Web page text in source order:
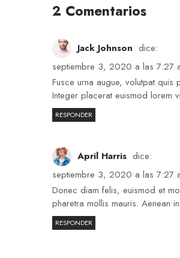
2 Comentarios
Jack Johnson dice:
septiembre 3, 2020 a las 7:27
Fusce urna augue, volutpat
Integer placerat euismod lorem
RESPONDER
April Harris dice:
septiembre 3, 2020 a las 7:27
Donec diam felis, euismod et
pharetra mollis mauris. Aenean
RESPONDER